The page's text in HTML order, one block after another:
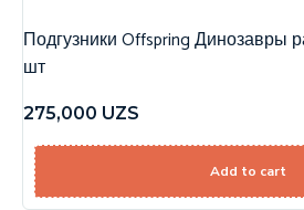
Подгузники Offspring Динозавры
шт
275,000 UZS
Add to cart